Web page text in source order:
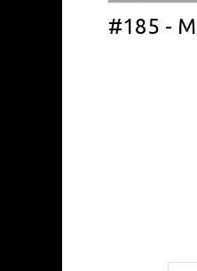
#185 -